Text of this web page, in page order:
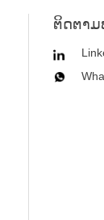
ຕິດ​ຕາມ​